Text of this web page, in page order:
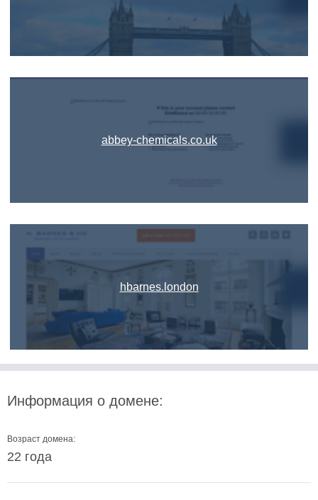
abbey-chemicals.co.uk
hbarnes.london
Информация о домене:
Возраст домена:
22 года